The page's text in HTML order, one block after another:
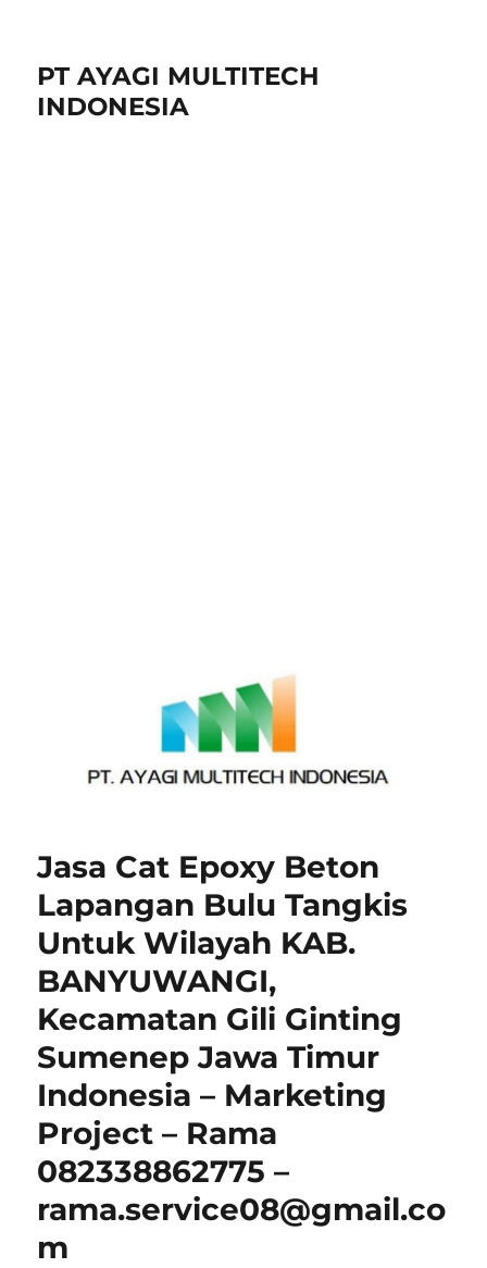
PT AYAGI MULTITECH
INDONESIA
Jasa Cat Epoxy Beton
Lapangan Bulu Tangkis
Untuk Wilayah KAB.
BANYUWANGI,
Kecamatan Gili Ginting
Sumenep Jawa Timur
Indonesia – Marketing
Project – Rama
082338862775 –
rama.service08@gmail.co
m